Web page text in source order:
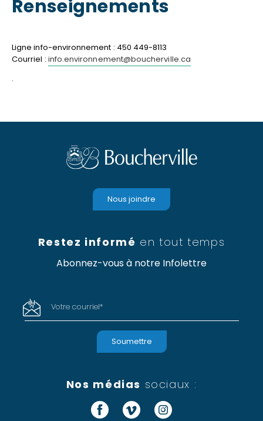
Renseignements
Ligne info-environnement : 450 449-8113
Courriel : info.environnement@boucherville.ca
.
Restez informé en tout temps
Abonnez-vous à notre Infolettre
Votre courriel*
Nous joindre
Nos médias sociaux :
Facebook
VimeoInstagram